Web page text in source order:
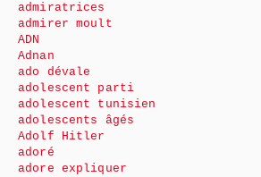
admiratrices
admirer moult
ADN
Adnan
ado dévale
adolescent parti
adolescent tunisien
adolescents âgés
Adolf Hitler
adoré
adore expliquer